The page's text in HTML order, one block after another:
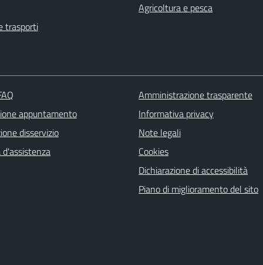
trasporti
Agricoltura e pesca
appuntamento
disservizio
d'assistenza
Amministrazione trasparente
Informativa privacy
Note legali
Cookies
Dichiarazione di accessibilità
Piano di miglioramento del sito